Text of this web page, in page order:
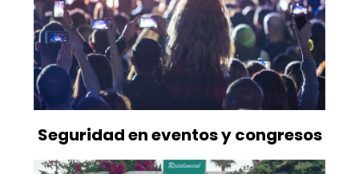
Seguridad en eventos y congresos